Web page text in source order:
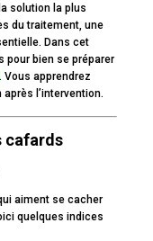
solution la plus
du traitement, une
Dans cet
pour bien se préparer
. Vous apprendrez
l’intervention.
cafards
aiment se cacher
quelques indices